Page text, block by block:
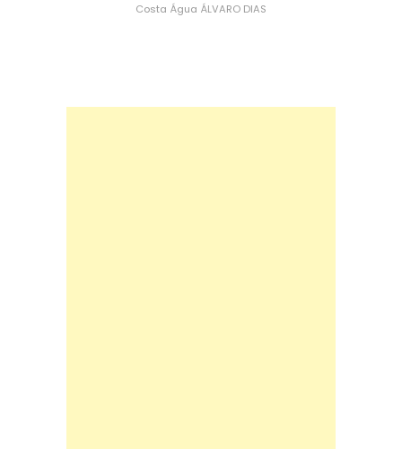
Costa Água ÁLVARO DIAS